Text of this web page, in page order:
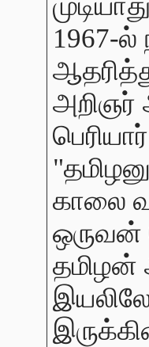
1967-ல்
அறிஞர்
காலை
தமிழன்